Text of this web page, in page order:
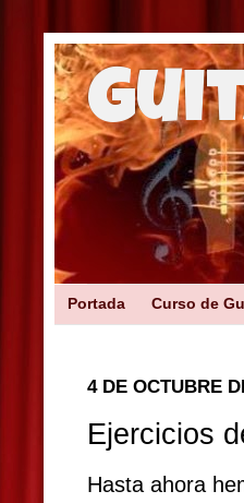
Portada Curso de
4 DE OCTUBRE
Ejercicios
Hasta ahora